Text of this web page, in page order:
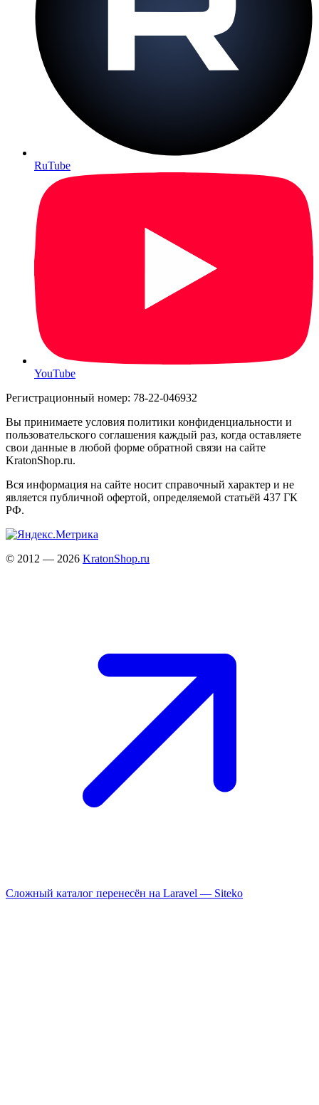
RuTube
YouTube
Регистрационный номер: 78-22-046932
Вы принимаете условия политики конфиденциальности и
пользовательского соглашения каждый раз, когда оставляете
свои данные в любой форме обратной связи на сайте
KratonShop.ru.
Вся информация на сайте носит справочный характер и не
является публичной офертой, определяемой статьёй 437 ГК
РФ.
© 2012 — 2026 KratonShop.ru
Сложный каталог перенесён на Laravel — Siteko